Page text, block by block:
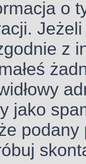
o
Jeżeli
z
jako